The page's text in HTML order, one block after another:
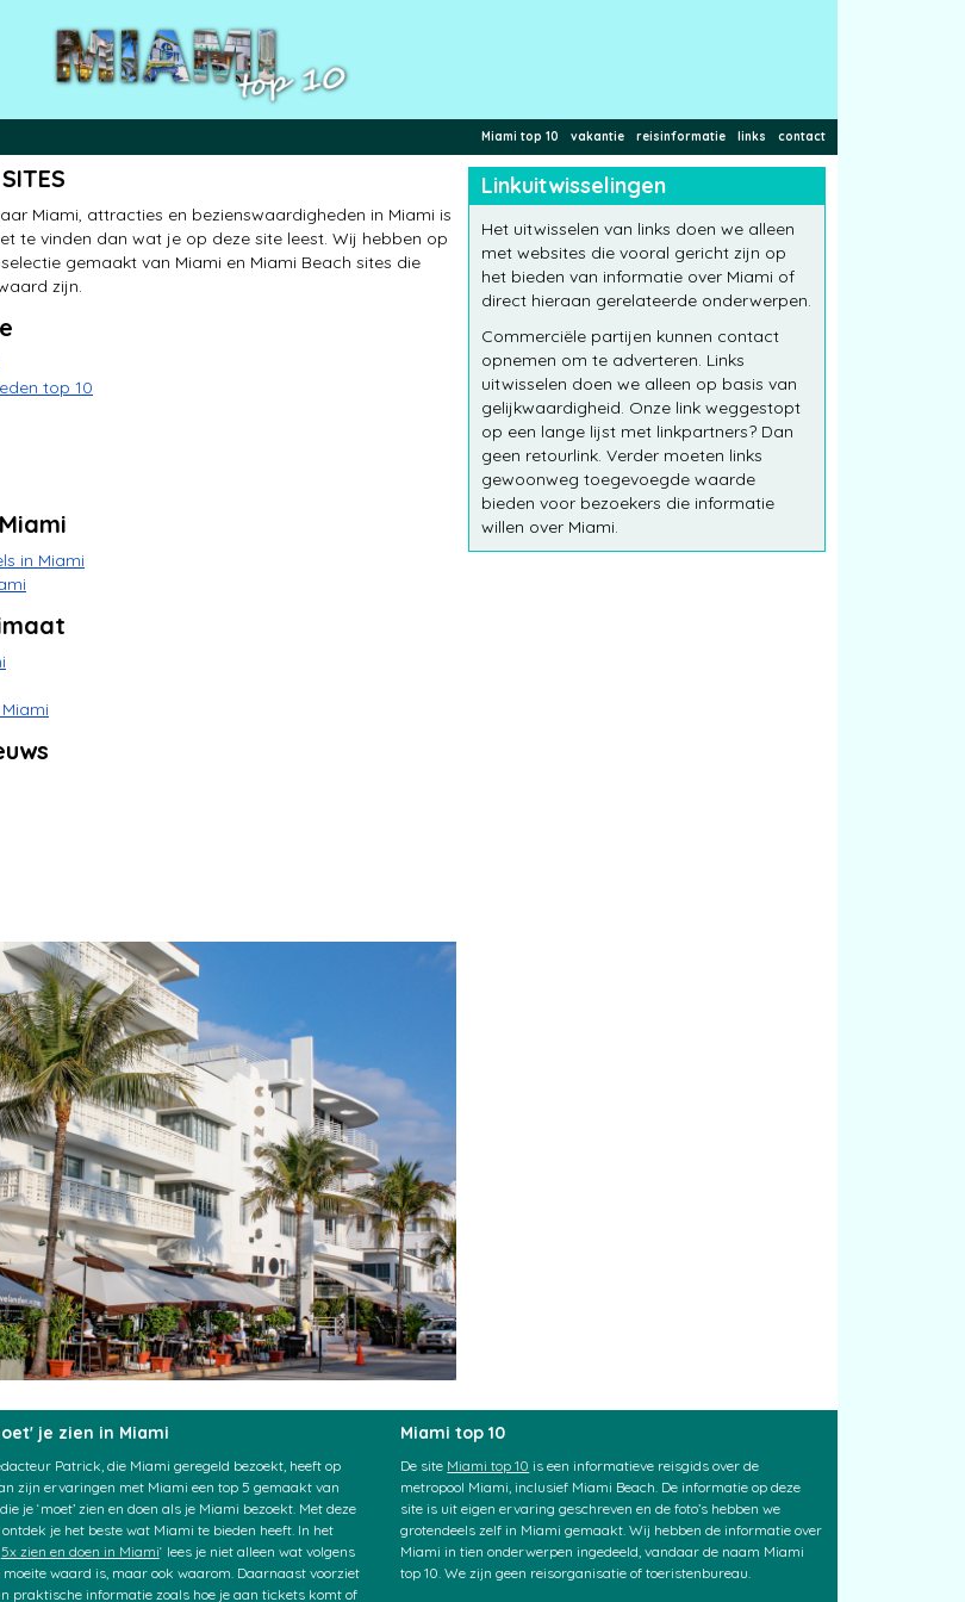
Miami top 10 vakantie reisinformatie links contact
Miami, attracties en bezienswaardigheden in Miami is
te vinden dan wat je op deze site leest. Wij hebben op
gemaakt van Miami en Miami Beach sites die
zijn.
top 10
in Miami
Linkuitwisselingen
Het uitwisselen van links doen we alleen
met websites die vooral gericht zijn op
het bieden van informatie over Miami of
direct hieraan gerelateerde onderwerpen.
Commerciële partijen kunnen contact
opnemen om te adverteren. Links
uitwisselen doen we alleen op basis van
gelijkwaardigheid. Onze link weggestopt
op een lange lijst met linkpartners? Dan
geen retourlink. Verder moeten links
gewoonweg toegevoegde waarde
bieden voor bezoekers die informatie
willen over Miami.
je zien in Miami
Patrick, die Miami geregeld bezoekt, heeft op
zijn ervaringen met Miami een top 5 gemaakt van
je ‘moet’ zien en doen als je Miami bezoekt. Met deze
je het beste wat Miami te bieden heeft. In het
5x zien en doen in Miami‘ lees je niet alleen wat volgens
moeite waard is, maar ook waarom. Daarnaast voorziet
praktische informatie zoals hoe je aan tickets komt of
Miami top 10
De site Miami top 10 is een informatieve reisgids over de
metropool Miami, inclusief Miami Beach. De informatie op deze
site is uit eigen ervaring geschreven en de foto’s hebben we
grotendeels zelf in Miami gemaakt. Wij hebben de informatie over
Miami in tien onderwerpen ingedeeld, vandaar de naam Miami
top 10. We zijn geen reisorganisatie of toeristenbureau.